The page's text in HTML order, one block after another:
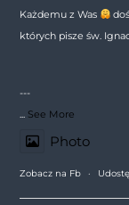
Każdemu z Was
których pisze św.
---
See More
Photo
Zobacz na Fb ·